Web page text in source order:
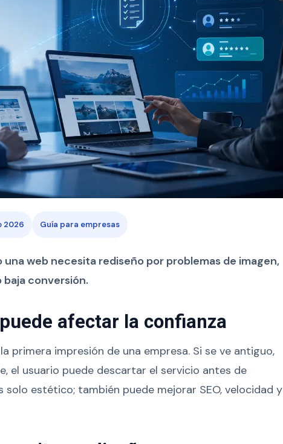
2026 Guía para empresas
web necesita rediseño por problemas de imagen,
baja conversión.
afectar la confianza
primera impresión de una empresa. Si se ve antiguo,
el usuario puede descartar el servicio antes de
solo estético; también puede mejorar SEO, velocidad y